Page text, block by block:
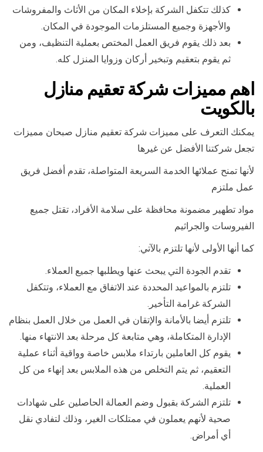
كذلك تتكفل الشركة بإخلاء المكان من الأثاث والمفروشات
والأجهزة وجميع المستلزمات الموجودة في المكان.
بعد ذلك يقوم فريق العمل المختص بعملية التنظيف، ومن
ثم يقوم بتعقيم وتبخير أركان وزوايا المنزل كله.
اهم مميزات شركة تعقيم منازل
بالكويت
يمكنك التعرف على مميزات شركة تعقيم منازل صبحان مميزات
تجعل شركتنا الأفضل عن غيرها
لأنها تمنح عملائها الخدمة السريعة المتواصلة، تقدم أفضل فريق
عمل ملتزم
مواد تطهير مضمونة محافظة على سلامة الأفراد، تقتل جميع
الفيروسات والجراثيم
كما أنها الأولى لأنها تلتزم بالآتي:
تقدم الجودة التي يبحث عنها ويطلبها جميع العملاء.
تلتزم بالمواعيد المحددة عند الاتفاق مع العملاء، وتتكفل
الشركة غرامة التأخير.
تلتزم أيضا بالأمانة والإتقان في العمل من خلال العمل بنظام
الإدارة المتكاملة، وهي متابعة كل مرحلة بعد الانتهاء منها.
يقوم كل العاملين بارتداء ملابس خاصة وواقية أثناء عملية
التعقيم، ثم يتم التخلص من هذه الملابس بعد إنهاء من كل
العملية.
تلتزم الشركة بقبول وضم العمالة الحاصلين على شهادات
صحية لأنهم يعملون في ممتلكات الغير، وذلك لتفادي نقل
أي أمراض.